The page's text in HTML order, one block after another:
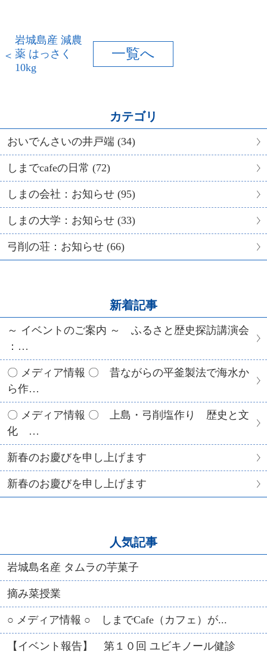
岩城島産 減農
薬 はっさく
10kg
一覧へ
カテゴリ
おいでんさいの井戸端 (34)
しまでcafeの日常 (72)
しまの会社：お知らせ (95)
しまの大学：お知らせ (33)
弓削の荘：お知らせ (66)
新着記事
～ イベントのご案内 ～ ふるさと歴史探訪講演会
：…
〇 メディア情報 〇 昔ながらの平釜製法で海水か
ら作…
〇 メディア情報 〇 上島・弓削塩作り 歴史と文
化 …
新春のお慶びを申し上げます
新春のお慶びを申し上げます
人気記事
岩城島名産 タムラの芋菓子
摘み菜授業
○ メディア情報 ○ しまでCafe（カフェ）が...
【イベント報告】 第１０回 ユビキノール健診